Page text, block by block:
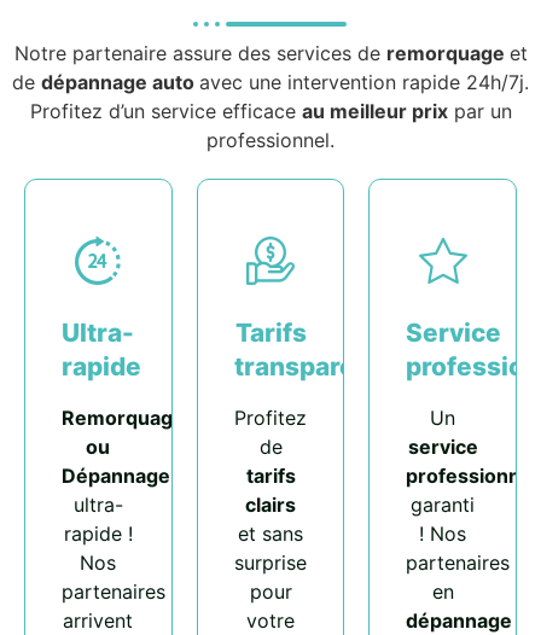
Notre partenaire assure des services de remorquage et
de dépannage auto avec une intervention rapide 24h/7j.
Profitez d’un service efficace au meilleur prixpar un
professionnel.
Ultra-
rapide
Remorquage
ou
Dépannage
ultra-
rapide !
Nos
partenaires
arrivent
Tarifs
transparents
Profitez
de
tarifs
clairs
et sans
surprise
pour
votre
Service
Un
service
professionnel
garanti
! Nos
partenaires
en
dépannage